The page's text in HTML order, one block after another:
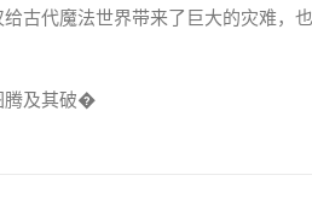
古代魔法世界带来了巨大的灾难，
腾及其破�